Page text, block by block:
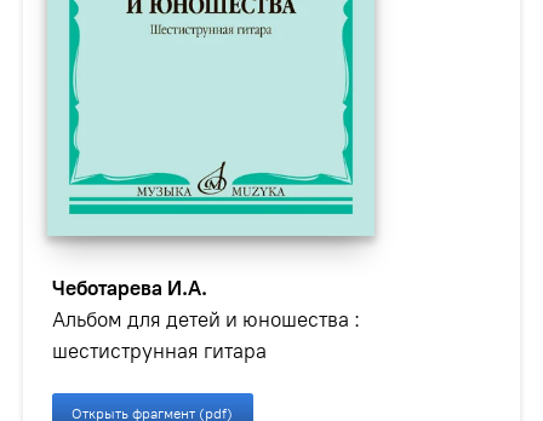
Чеботарева И.А.
Альбом для детей и юношества :
шестиструнная гитара
Открыть фрагмент (pdf)